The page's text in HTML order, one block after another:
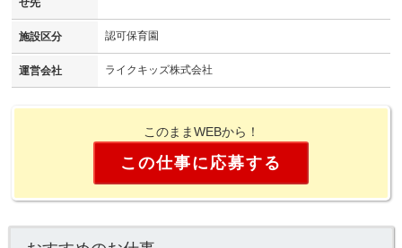
せ先
施設区分 認可保育園
運営会社 ライクキッズ株式会社
このままWEBから！
この仕事に応募する